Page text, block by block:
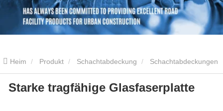
Heim Produkt Schachtabdeckung Schachtabdeckungen
aus Verbundwerkstoff Starke tragfähige Glasfaserplatte
Starke tragfähige Glasfaserplatte